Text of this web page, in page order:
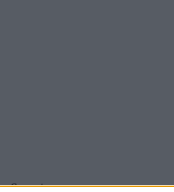
Sport promuove